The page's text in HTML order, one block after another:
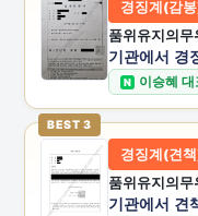
경징계(감
품위유지의
기관에서 경
N 이승혜 대
BEST 3
경징계(견
품위유지의
기관에서 견